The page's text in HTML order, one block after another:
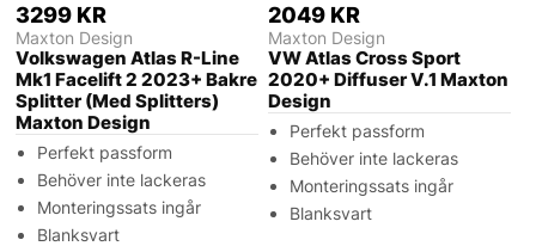
3299 KR
Maxton Design
Volkswagen Atlas R-Line
Mk1 Facelift 2 2023+ Bakre
Splitter (Med Splitters)
Maxton Design
Perfekt passform
Behöver inte lackeras
Monteringssats ingår
Blanksvart
2049 KR
Maxton Design
VW Atlas Cross Sport
2020+ Diffuser V.1 Maxton
Design
Perfekt passform
Behöver inte lackeras
Monteringssats ingår
Blanksvart